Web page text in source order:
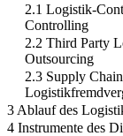
2.1 Logistik-
Controlling
2.2 Third Party
Outsourcing
2.3 Supply
3 Ablauf des
4 Instrumente des